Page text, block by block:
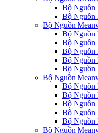
Bộ Nguồn
Bộ Nguồn
Bộ Nguồn
Bộ Nguồn
Bộ Nguồn
Bộ Nguồn
Bộ Nguồn
Bộ Nguồn
Bộ Nguồn
Bộ Nguồn
Bộ Nguồn
Bộ Nguồn
Bộ Nguồn
Bộ Nguồn
Bộ Nguồn